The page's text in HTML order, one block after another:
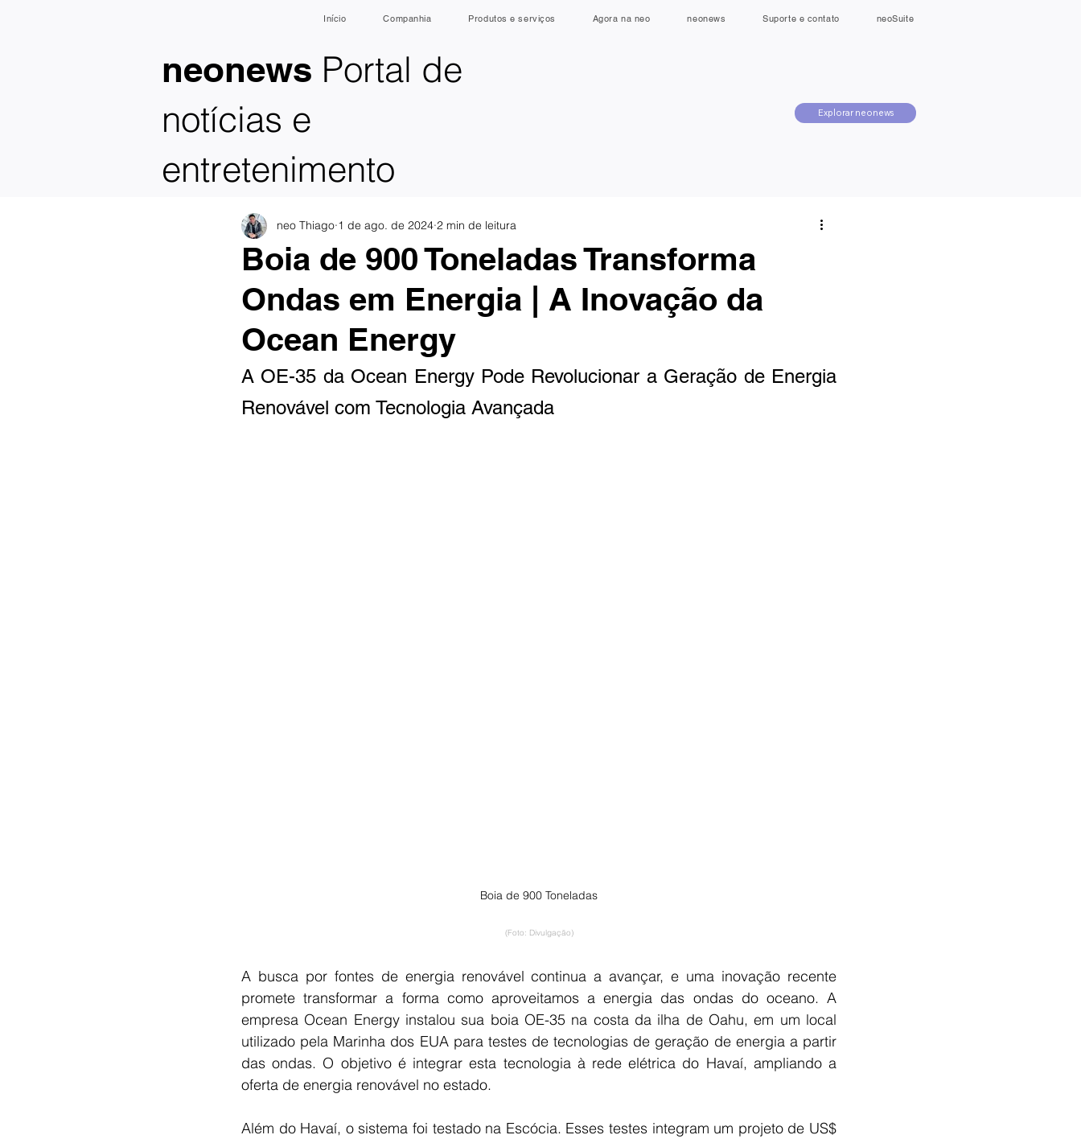
Explorar neonews
neonews Portal de
notícias e
entretenimento
Início Companhia Produtos e serviços Agora na neo neonews Suporte e contato neoSuite
Boia de 900 Toneladas Transforma
Ondas em Energia | A Inovação da
Ocean Energy
neo Thiago 1 de ago. de 2024 2 min de leitura
A OE-35 da Ocean Energy Pode Revolucionar a Geração de Energia
Renovável com Tecnologia Avançada
Boia de 900 Toneladas
(Foto: Divulgação)
A busca por fontes de energia renovável continua a avançar, e uma inovação recente
promete transformar a forma como aproveitamos a energia das ondas do oceano. A
empresa Ocean Energy instalou sua boia OE-35 na costa da ilha de Oahu, em um local
utilizado pela Marinha dos EUA para testes de tecnologias de geração de energia a partir
das ondas. O objetivo é integrar esta tecnologia à rede elétrica do Havaí, ampliando a
oferta de energia renovável no estado.
Além do Havaí, o sistema foi testado na Escócia. Esses testes integram um projeto de US$